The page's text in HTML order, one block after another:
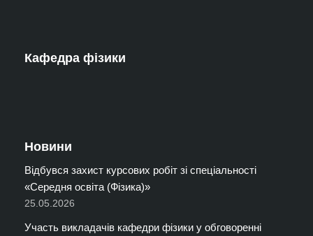
Кафедра фізики
Новини
Відбувся захист курсових робіт зі спеціальності
«Середня освіта (Фізика)»
25.05.2026
Участь викладачів кафедри фізики у обговоренні